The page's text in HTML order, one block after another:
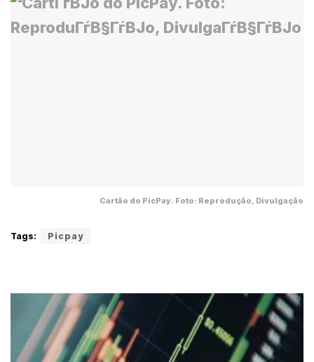
Cartão do PicPay. Foto: Reprodução, Divulgação
Tags: Picpay